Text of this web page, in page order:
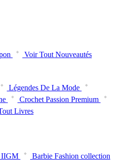
Voir Tout Nouveautés
Légendes De La Mode
Crochet Passion Premium
Livres
IIGM
Barbie Fashion collection